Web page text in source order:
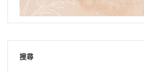
搜尋